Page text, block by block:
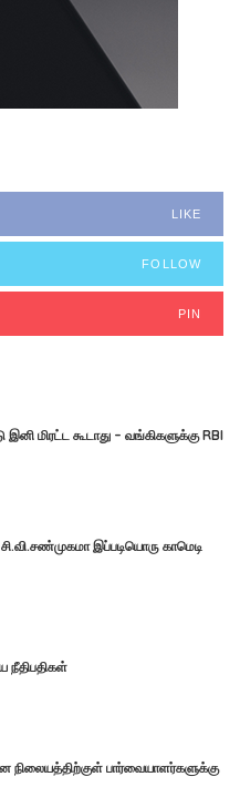
LIKE
FOLLOW
PIN
மிரட்ட கூடாது – வங்கிகளுக்கு RBI
இப்படியொரு காமெடி
நீதிபதிகள்
நிலையத்திற்குள் பார்வையாளர்களுக்கு